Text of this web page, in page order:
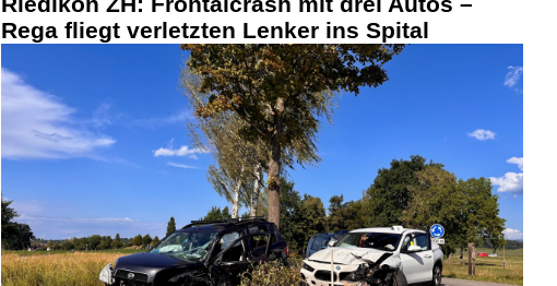
Rega fliegt verletzten Lenker ins Spital